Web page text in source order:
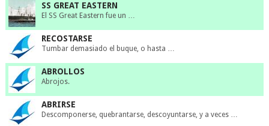
SS GREAT EASTERN
El SS Great Eastern fue un …
RECOSTARSE
Tumbar demasiado el buque, o hasta …
ABROLLOS
Abrojos.
ABRIRSE
Descomponerse, quebrantarse, descoyuntarse, y a veces …